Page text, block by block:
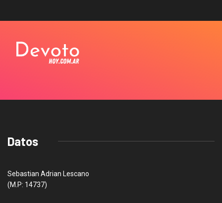
Datos
Sebastian Adrian Lescano
(M.P: 14737)